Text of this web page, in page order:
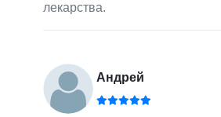
лекарства.
Андрей